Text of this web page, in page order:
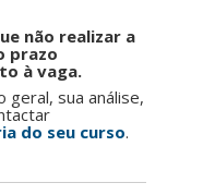
não realizar a
prazo
à vaga.
geral, sua análise,
do seu curso.